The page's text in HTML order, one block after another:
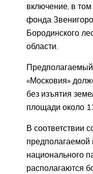
включение, в
фонда
Бородинского
области.
«Московия»
без изъятия
площади около
В соответствии
предполагаемой
национального
располагаются